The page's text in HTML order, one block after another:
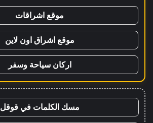
موقع اشراقات
موقع اشراق اون لاين
اركان سياحة وسفر
مسك الكلمات في قوقل